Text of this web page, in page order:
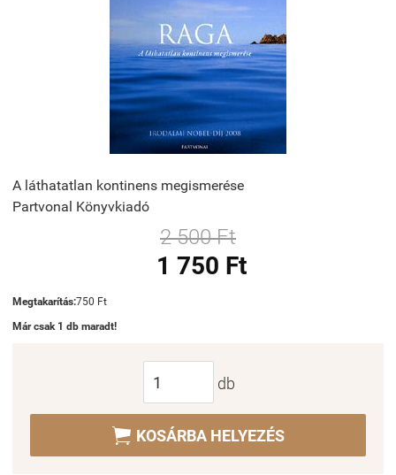
A láthatatlan kontinens megismerése
Partvonal Könyvkiadó
2 500 Ft
1 750 Ft
Megtakarítás:750 Ft
Már csak 1 db maradt!
db
 KOSÁRBA HELYEZÉS